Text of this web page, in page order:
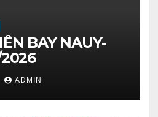
BAY NAUY-
ADMIN